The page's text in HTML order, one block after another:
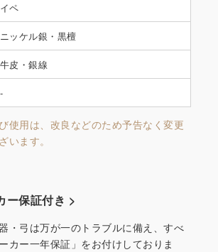
イペ
ニッケル銀・黒檀
牛皮・銀線
-
使用は、改良などのため予告なく変更
います。
ー保証付き >
・弓は万が一のトラブルに備え、すべ
カー一年保証」をお付けしておりま